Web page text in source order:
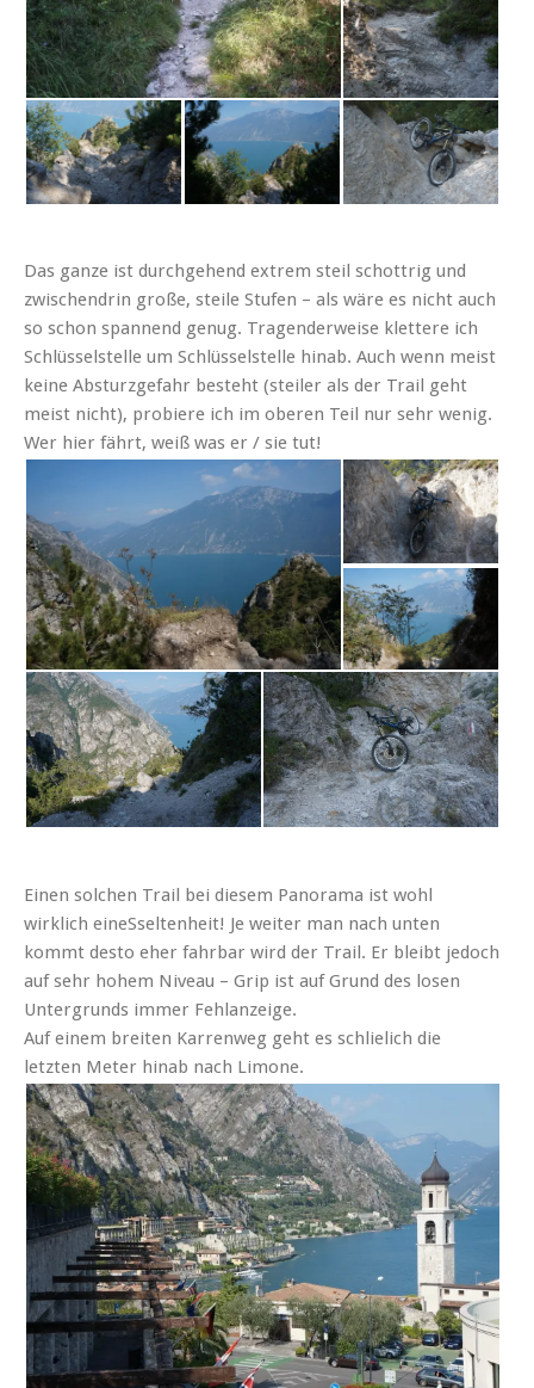
Das ganze ist durchgehend extrem steil schottrig und
zwischendrin große, steile Stufen – als wäre es nicht auch
so schon spannend genug. Tragenderweise klettere ich
Schlüsselstelle um Schlüsselstelle hinab. Auch wenn meist
keine Absturzgefahr besteht (steiler als der Trail geht
meist nicht), probiere ich im oberen Teil nur sehr wenig.
Wer hier fährt, weiß was er / sie tut!
Einen solchen Trail bei diesem Panorama ist wohl
wirklich eineSseltenheit! Je weiter man nach unten
kommt desto eher fahrbar wird der Trail. Er bleibt jedoch
auf sehr hohem Niveau – Grip ist auf Grund des losen
Untergrunds immer Fehlanzeige.
Auf einem breiten Karrenweg geht es schlielich die
letzten Meter hinab nach Limone.